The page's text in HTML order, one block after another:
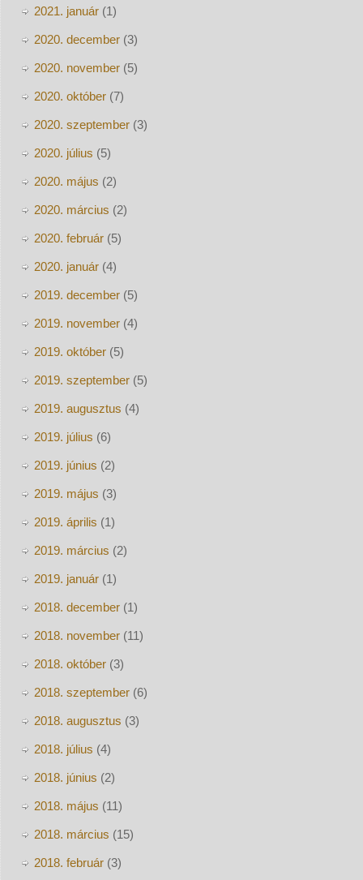
2021. január(1)
2020. december(3)
2020. november(5)
2020. október(7)
2020. szeptember(3)
2020. július (5)
2020. május (2)
2020. március (2)
2020. február(5)
2020. január(4)
2019. december(5)
2019. november(4)
2019. október(5)
2019. szeptember(5)
2019. augusztus (4)
2019. július (6)
2019. június (2)
2019. május (3)
2019. április (1)
2019. március (2)
2019. január(1)
2018. december(1)
2018. november(11)
2018. október(3)
2018. szeptember(6)
2018. augusztus (3)
2018. július (4)
2018. június (2)
2018. május (11)
2018. március (15)
2018. február(3)